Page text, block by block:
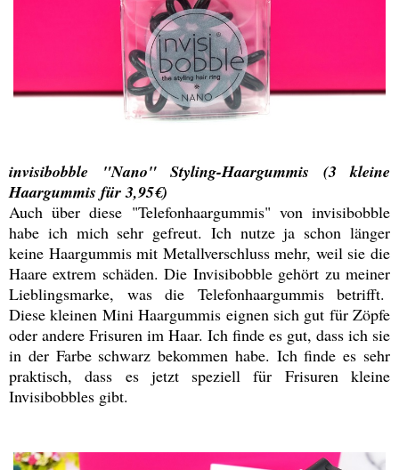
invisibobble "Nano" Styling-Haargummis (3 kleine
Haargummis für 3,95€)
Auch über diese "Telefonhaargummis" von invisibobble
habe ich mich sehr gefreut. Ich nutze ja schon länger
keine Haargummis mit Metallverschluss mehr, weil sie die
Haare extrem schäden. Die Invisibobble gehört zu meiner
Lieblingsmarke, was die Telefonhaargummis betrifft.
Diese kleinen Mini Haargummis eignen sich gut für Zöpfe
oder andere Frisuren im Haar. Ich finde es gut, dass ich sie
in der Farbe schwarz bekommen habe. Ich finde es sehr
praktisch, dass es jetzt speziell für Frisuren kleine
Invisibobbles gibt.